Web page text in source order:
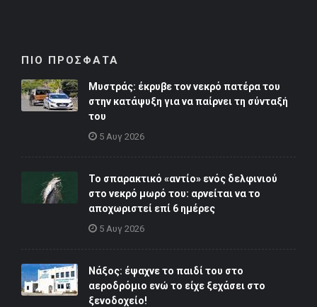
ΠΙΟ ΠΡΟΣΦΑΤΑ
Μυστράς: έκρυβε τον νεκρό πατέρα του
στην κατάψυξη για να παίρνει τη σύνταξή
του
5 Αυγ 2026
Το σπαρακτικό «αντίο» ενός δελφινιού
στο νεκρό μωρό του: αρνείται να το
αποχωριστεί επί 6 ημέρες
5 Αυγ 2026
Νάξος: έψαχνε το παιδί του στο
αεροδρόμιο ενώ το είχε ξεχάσει στο
ξενοδοχείο!